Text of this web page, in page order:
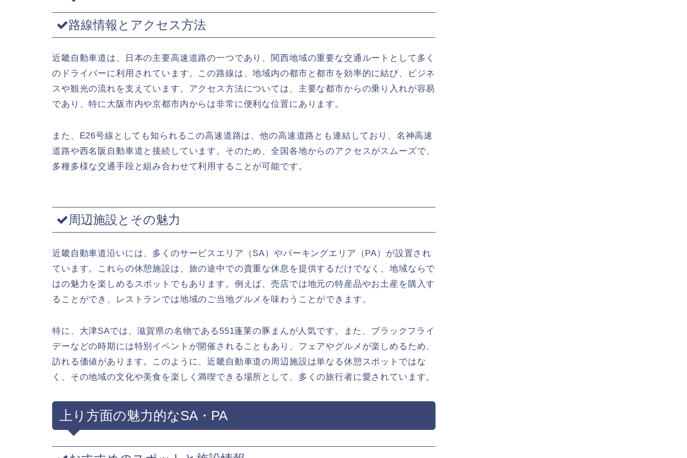
路線情報とアクセス方法
近畿自動車道は、日本の主要高速道路の一つであり、関西地域の重要な交通ルートとして多く
のドライバーに利用されています。この路線は、地域内の都市と都市を効率的に結び、ビジネ
スや観光の流れを支えています。アクセス方法については、主要な都市からの乗り入れが容易
であり、特に大阪市内や京都市内からは非常に便利な位置にあります。
また、E26号線としても知られるこの高速道路は、他の高速道路とも連結しており、名神高速
道路や西名阪自動車道と接続しています。そのため、全国各地からのアクセスがスムーズで、
多種多様な交通手段と組み合わせて利用することが可能です。
周辺施設とその魅力
近畿自動車道沿いには、多くのサービスエリア（SA）やパーキングエリア（PA）が設置され
ています。これらの休憩施設は、旅の途中での貴重な休息を提供するだけでなく、地域ならで
はの魅力を楽しめるスポットでもあります。例えば、売店では地元の特産品やお土産を購入す
ることができ、レストランでは地域のご当地グルメを味わうことができます。
特に、大津SAでは、滋賀県の名物である551蓬莱の豚まんが人気です。また、ブラックフライ
デーなどの時期には特別イベントが開催されることもあり、フェアやグルメが楽しめるため、
訪れる価値があります。このように、近畿自動車道の周辺施設は単なる休憩スポットではな
く、その地域の文化や美食を楽しく満喫できる場所として、多くの旅行者に愛されています。
上り方面の魅力的なSA・PA